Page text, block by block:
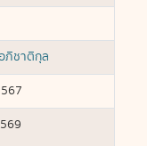
ภิชาติกุล